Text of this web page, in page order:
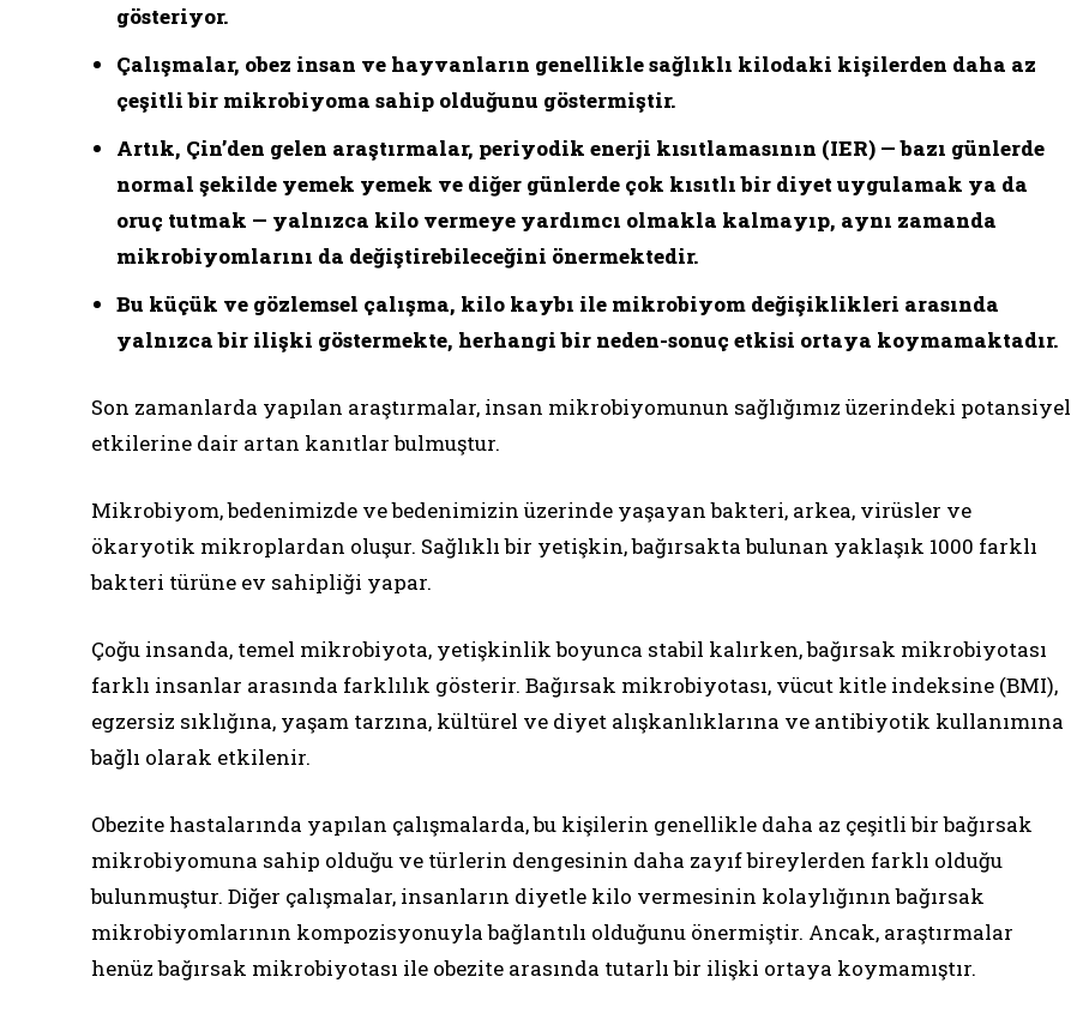
gösteriyor.
Çalışmalar, obez insan ve hayvanların genellikle sağlıklı kilodaki kişilerden daha az
çeşitli bir mikrobiyoma sahip olduğunu göstermiştir.
Artık, Çin’den gelen araştırmalar, periyodik enerji kısıtlamasının (IER) — bazı günlerde
normal şekilde yemek yemek ve diğer günlerde çok kısıtlı bir diyet uygulamak ya da
oruç tutmak — yalnızca kilo vermeye yardımcı olmakla kalmayıp, aynı zamanda
mikrobiyomlarını da değiştirebileceğini önermektedir.
Bu küçük ve gözlemsel çalışma, kilo kaybı ile mikrobiyom değişiklikleri arasında
yalnızca bir ilişki göstermekte, herhangi bir neden-sonuç etkisi ortaya koymamaktadır.
Son zamanlarda yapılan araştırmalar, insan mikrobiyomunun sağlığımız üzerindeki potansiyel
etkilerine dair artan kanıtlar bulmuştur.
Mikrobiyom, bedenimizde ve bedenimizin üzerinde yaşayan bakteri, arkea, virüsler ve
ökaryotik mikroplardan oluşur. Sağlıklı bir yetişkin, bağırsakta bulunan yaklaşık 1000 farklı
bakteri türüne ev sahipliği yapar.
Çoğu insanda, temel mikrobiyota, yetişkinlik boyunca stabil kalırken, bağırsak mikrobiyotası
farklı insanlar arasında farklılık gösterir. Bağırsak mikrobiyotası, vücut kitle indeksine (BMI),
egzersiz sıklığına, yaşam tarzına, kültürel ve diyet alışkanlıklarına ve antibiyotik kullanımına
bağlı olarak etkilenir.
Obezite hastalarında yapılan çalışmalarda, bu kişilerin genellikle daha az çeşitli bir bağırsak
mikrobiyomuna sahip olduğu ve türlerin dengesinin daha zayıf bireylerden farklı olduğu
bulunmuştur. Diğer çalışmalar, insanların diyetle kilo vermesinin kolaylığının bağırsak
mikrobiyomlarının kompozisyonuyla bağlantılı olduğunu önermiştir. Ancak, araştırmalar
henüz bağırsak mikrobiyotası ile obezite arasında tutarlı bir ilişki ortaya koymamıştır.